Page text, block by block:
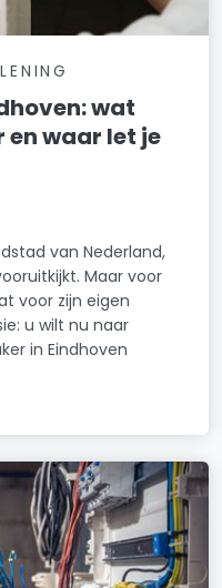
wat
en waar let je
van Nederland,
Maar voor
voor zijn eigen
u wilt nu naar
in Eindhoven